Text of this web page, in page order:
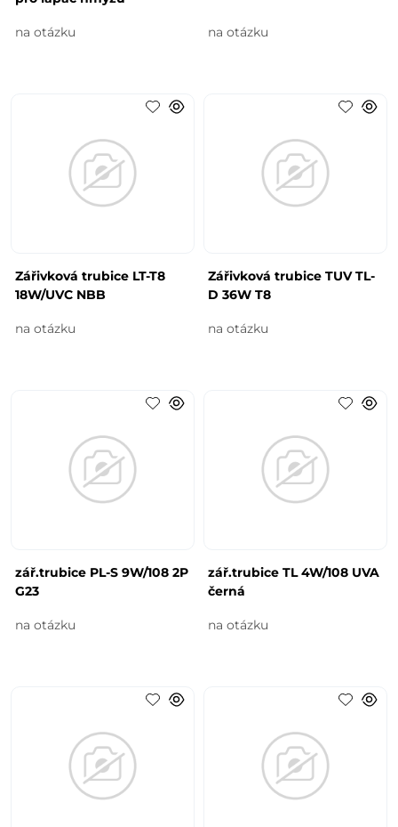
na otázku na otázku
Zářivková trubice LT-T8
18W/UVC NBB
na otázku
Zářivková trubice TUV TL-
D 36W T8
na otázku
zář.trubice PL-S 9W/108 2P
G23
na otázku
zář.trubice TL 4W/108 UVA
černá
na otázku